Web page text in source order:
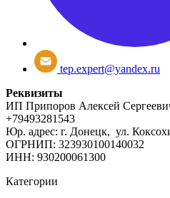
tep.expert@yandex.ru
Реквизиты
ИП Припоров Алексей
+79493281543
Юр. адрес: г. Донецк, ул.
ОГРНИП: 323930100140032
ИНН: 930200061300
Категории